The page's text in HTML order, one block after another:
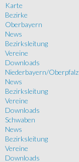
Karte
Bezirke
Oberbayern
News
Bezirksleitung
Vereine
Downloads
Niederbayern/Oberpfalz
News
Bezirksleitung
Vereine
Downloads
Schwaben
News
Bezirksleitung
Vereine
Downloads